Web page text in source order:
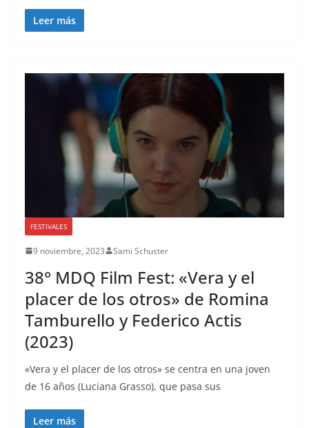
Leer más
FESTIVALES
9 noviembre, 2023 Sami Schuster
38° MDQ Film Fest: «Vera y el
placer de los otros» de Romina
Tamburello y Federico Actis
(2023)
«Vera y el placer de los otros» se centra en una joven
de 16 años (Luciana Grasso), que pasa sus
Leer más